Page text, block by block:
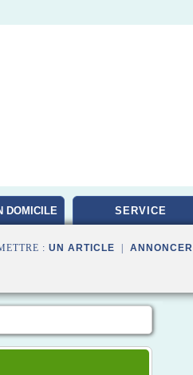
DOMICILE SERVICE
: UN ARTICLE ANNONCER